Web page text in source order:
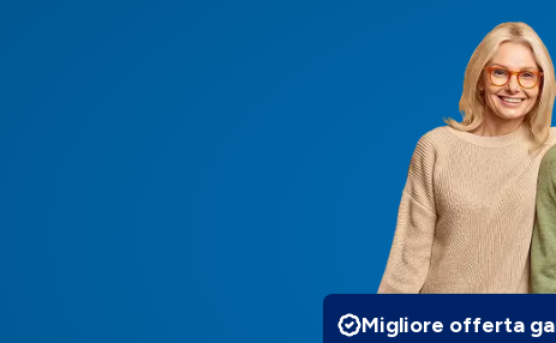
Migliore offerta